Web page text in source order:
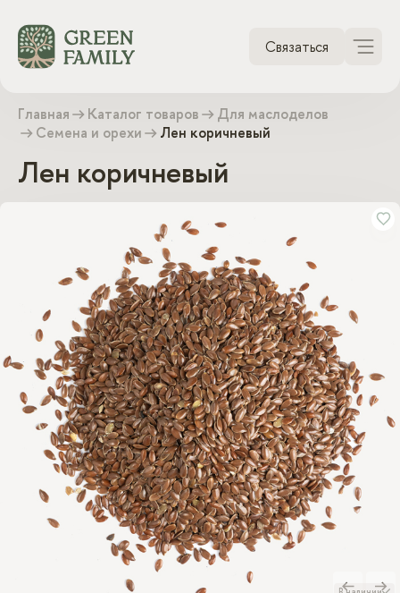
Связаться
Каталог продукции
Для оптовиков
Контакты
Условия доставки
Оплата заказов
Ответы на вопросы
Блог
Войти Заказать звонок
Главная Каталог товаров
Для маслоделов
Семена и орехи
Лен коричневый
Лен коричневый